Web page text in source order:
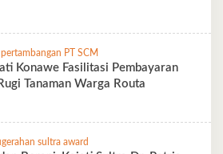
PT SCM
Konawe Fasilitasi Pembayaran
Tanaman Warga Routa
sultra award